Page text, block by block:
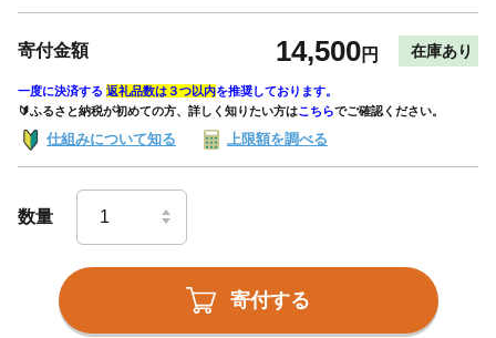
寄付金額 14,500円 在庫あり
一度に決済する 返礼品数は３つ以内を推奨しております。
🔰ふるさと納税が初めての方、詳しく知りたい方はこちらでご確認ください。
仕組みについて知る 上限額を調べる
数量
寄付する